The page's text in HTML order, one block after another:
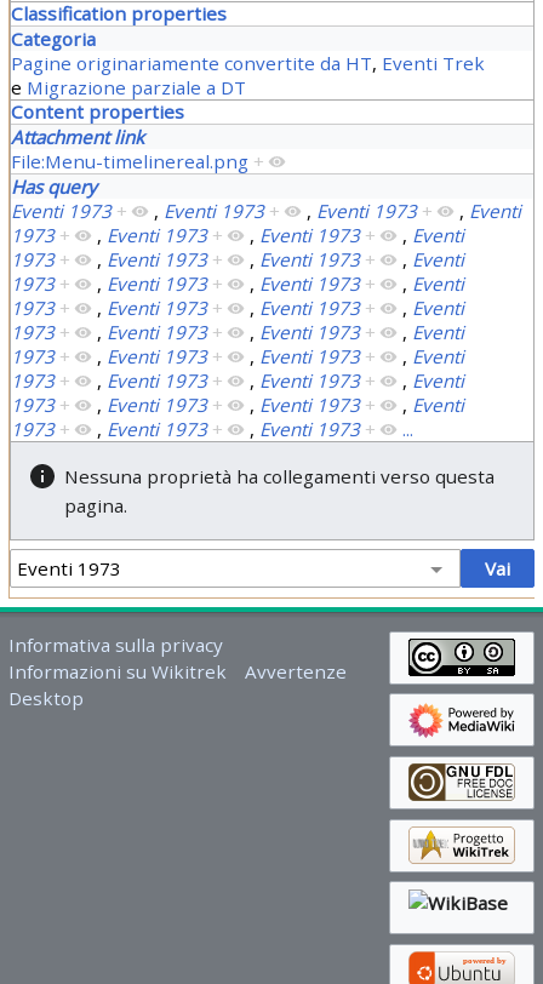
Classification properties
Categoria
Pagine originariamente convertite da HT, Eventi Trek
e Migrazione parziale a DT
Content properties
Attachment link
File:Menu-timelinereal.png +
Has query
Eventi 1973 + , Eventi 1973 + , Eventi 1973 + , Eventi
1973 + , Eventi 1973 + , Eventi 1973 + , Eventi
1973 + , Eventi 1973 + , Eventi 1973 + , Eventi
1973 + , Eventi 1973 + , Eventi 1973 + , Eventi
1973 + , Eventi 1973 + , Eventi 1973 + , Eventi
1973 + , Eventi 1973 + , Eventi 1973 + , Eventi
1973 + , Eventi 1973 + , Eventi 1973 + , Eventi
1973 + , Eventi 1973 + , Eventi 1973 + , Eventi
1973 + , Eventi 1973 + , Eventi 1973 + , Eventi
1973 + , Eventi 1973 + , Eventi 1973 +
...
Nessuna proprietà ha collegamenti verso questa
pagina.
Informativa sulla privacy
Informazioni su Wikitrek
Avvertenze
Desktop